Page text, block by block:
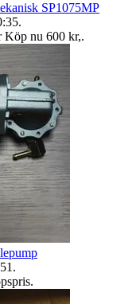
SP1075MP
.
Köp nu 600 kr,.
.
.